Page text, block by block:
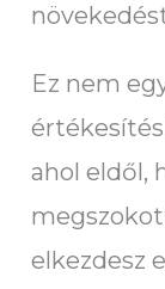
Ez nem
ahol eldől,
elkezdesz